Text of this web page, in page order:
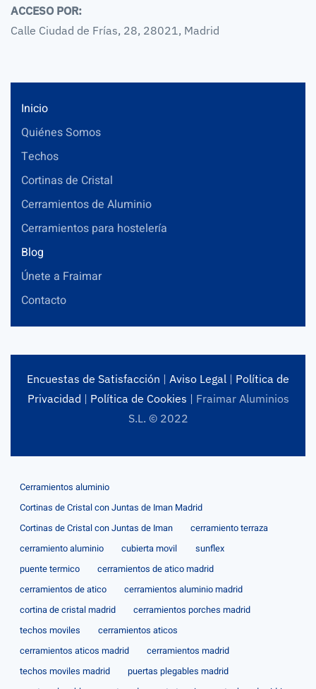
ACCESO POR:
Calle Ciudad de Frías, 28, 28021, Madrid
Inicio
Quiénes Somos
Techos
Cortinas de Cristal
Cerramientos de Aluminio
Cerramientos para hostelería
Blog
Únete a Fraimar
Contacto
Encuestas de Satisfacción | Aviso Legal | Política de
Privacidad | Política de Cookies | Fraimar Aluminios
S.L. © 2022
Cerramientos aluminio
Cortinas de Cristal con Juntas de Iman Madrid
Cortinas de Cristal con Juntas de Iman
cerramiento terraza
cerramiento aluminio
cubierta movil
sunflex
puente termico
cerramientos de atico madrid
cerramientos de atico
cerramientos aluminio madrid
cortina de cristal madrid
cerramientos porches madrid
techos moviles
cerramientos aticos
cerramientos aticos madrid
cerramientos madrid
techos moviles madrid
puertas plegables madrid